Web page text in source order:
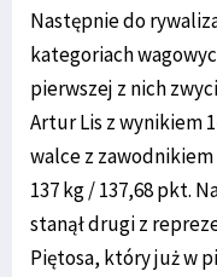
Następnie do
kategoriach
pierwszej z nich
Artur Lis z wynikiem
walce z
137 kg / 137,68 pkt.
stanął drugi z
Piętosa, który już w